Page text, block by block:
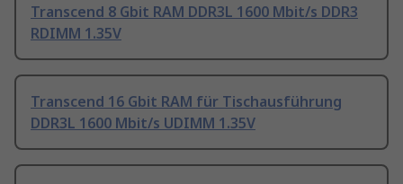
Transcend 8 Gbit RAM DDR3L 1600 Mbit/s DDR3
RDIMM 1.35V
Transcend 16 Gbit RAM für Tischausführung
DDR3L 1600 Mbit/s UDIMM 1.35V